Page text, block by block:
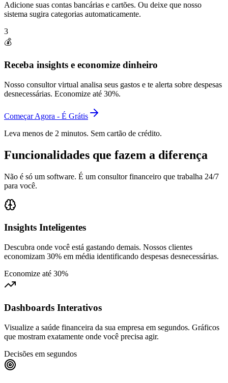
Adicione suas contas bancárias e cartões. Ou deixe que nosso
sistema sugira categorias automaticamente.
3
💰
Receba insights e economize dinheiro
Nosso consultor virtual analisa seus gastos e te alerta sobre despesas
desnecessárias. Economize até 30%.
Começar Agora - É Grátis
Leva menos de 2 minutos. Sem cartão de crédito.
Funcionalidades que fazem a diferença
Não é só um software. É um consultor financeiro que trabalha 24/7
para você.
Insights Inteligentes
Descubra onde você está gastando demais. Nossos clientes
economizam 30% em média identificando despesas desnecessárias.
Economize até 30%
Dashboards Interativos
Visualize a saúde financeira da sua empresa em segundos. Gráficos
que mostram exatamente onde você precisa agir.
Decisões em segundos